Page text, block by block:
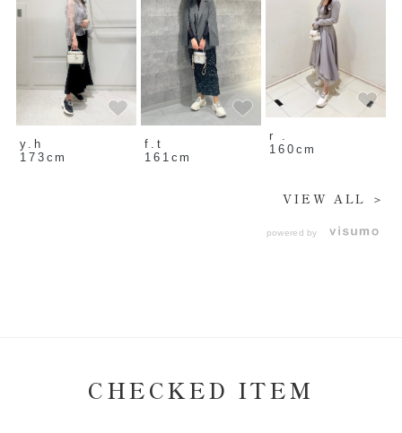
y.h
173cm
f.t
161cm
r .
160cm
powered by
VIEW ALL ＞
CHECKED ITEM